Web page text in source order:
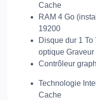
Cache
RAM 4 Go
19200
Disque dur 1
optique Graveur
Contrôleur
Technologie
Cache